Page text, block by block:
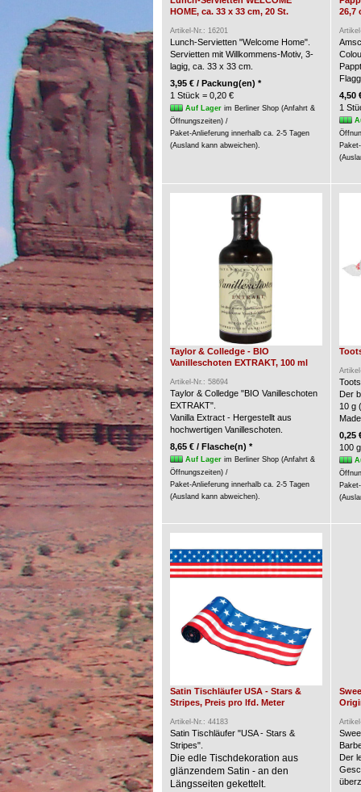
HOME, ca. 33 x 33 cm, 20 St.
Artikel-Nr.: 16201
Lunch-Servietten "Welcome Home".
Servietten mit Willkommens-Motiv, 3-
lagig, ca. 33 x 33 cm.
3,95 € / Packung(en) *
1 Stück = 0,20 €
Auf Lagerim Berliner Shop (Anfahrt &
Öffnungszeiten) /
Paket-Anlieferung innerhalb ca. 2-5 Tagen
(Ausland kann abweichen).
26,7
4,50
1
Taylor & Colledge - BIO
Vanilleschoten EXTRAKT, 100 ml
Artikel-Nr.: 58694
Taylor & Colledge "BIO Vanilleschoten
EXTRAKT".
Vanilla Extract - Hergestellt aus
hochwertigen Vanilleschoten.
8,65 € / Flasche(n) *
Auf Lagerim Berliner Shop (Anfahrt &
Öffnungszeiten) /
Paket-Anlieferung innerhalb ca. 2-5 Tagen
(Ausland kann abweichen).
Der
10 g
0,25
100
Satin Tischläufer USA - Stars &
Stripes, Preis pro lfd. Meter
Artikel-Nr.: 44183
Satin Tischläufer "USA - Stars &
Stripes".
Die edle Tischdekoration aus
glänzendem Satin - an den
Längsseiten gekettelt.
Der